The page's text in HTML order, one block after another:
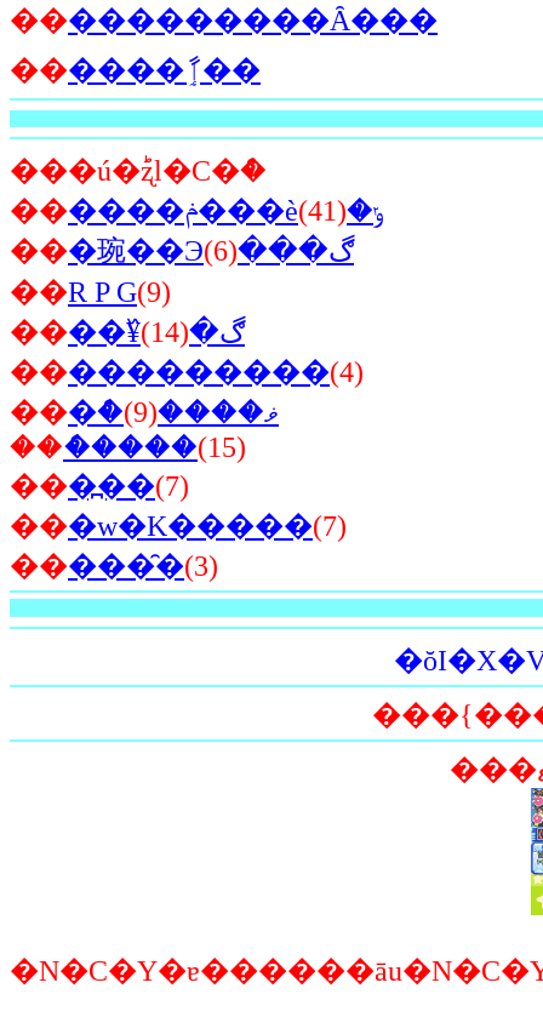
�����������Ȃ���
��
����ٳާ��
���ú�ؕʐl�C�ް�
��
����ݥ���èݸ�(41)
��
�琬��Эڰ���(6)
��R P G(9)
��
��߰¥ڰ�(14)
�����������(4)
��
�ް�ޥ����(9)
���ެ����(15)
���߽��(7)
���w�K�����(7)
�����̑�(3)